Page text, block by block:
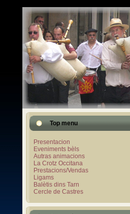
Top menu
Presentacion
Eveniments bèls
Autras animacions
La Crotz Occitana
Prestacions/Vendas
Ligams
Balètis dins Tarn
Cercle de Castres